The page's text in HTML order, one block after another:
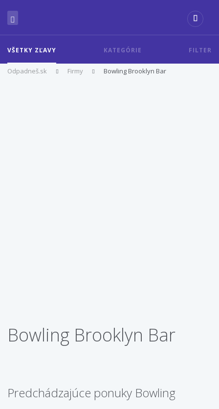
VŠETKY ZĽAVY KATEGÓRIE FILTER
Odpadneš.sk Firmy Bowling Brooklyn Bar
Bowling Brooklyn Bar
Predchádzajúce ponuky Bowling